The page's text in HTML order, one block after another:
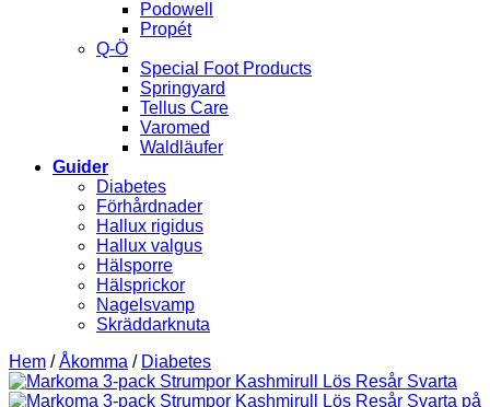
Podowell
Propét
Q-Ö
Special Foot Products
Springyard
Tellus Care
Varomed
Waldläufer
Guider
Diabetes
Förhårdnader
Hallux rigidus
Hallux valgus
Hälsporre
Hälsprickor
Nagelsvamp
Skräddarknuta
Hem / Åkomma / Diabetes